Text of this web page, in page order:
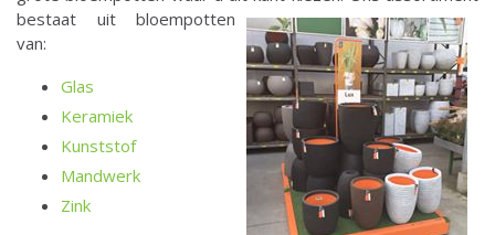
bestaat uit bloempotten
van:
Glas
Keramiek
Kunststof
Mandwerk
Zink